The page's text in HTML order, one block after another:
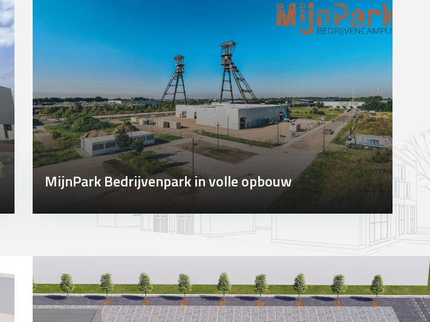
MijnPark Bedrijvenpark in volle opbouw